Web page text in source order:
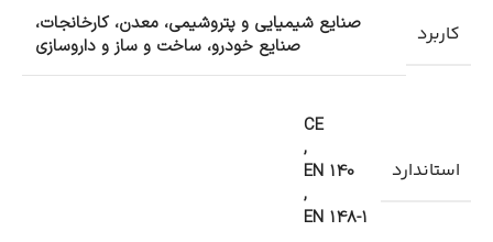
کاربرد
صنایع شیمیایی و پتروشیمی، معدن، کارخانجات،
صنایع خودرو، ساخت و ساز و داروسازی
استاندارد
CE
,
EN 140
,
EN 148-1